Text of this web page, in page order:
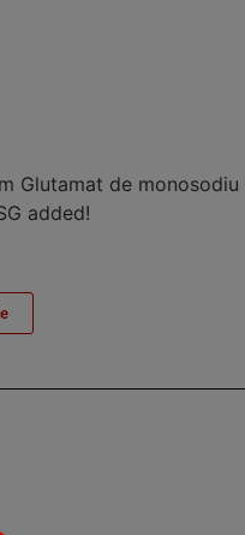
Glutamat de monosodiu
added!